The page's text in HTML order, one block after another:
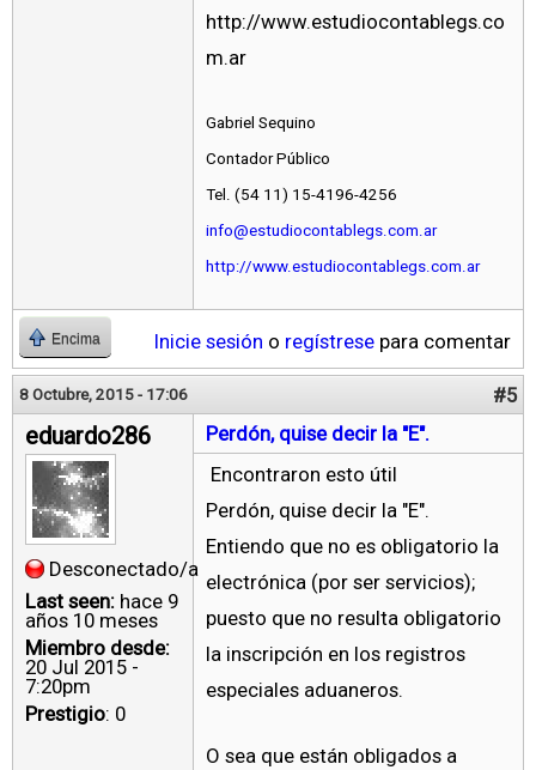
http://www.estudiocontablegs.co
m.ar
Gabriel Sequino
Contador Público
Tel. (54 11) 15-4196-4256
info@estudiocontablegs.com.ar
http://www.estudiocontablegs.com.ar
Encima Inicie sesión o regístrese para comentar
8 Octubre, 2015 - 17:06 #5
eduardo286
Desconectado/a
Last seen: hace 9
años 10 meses
Miembro desde:
20 Jul 2015 -
7:20pm
Prestigio: 0
Perdón, quise decir la "E".
Encontraron esto útil
Perdón, quise decir la "E".
Entiendo que no es obligatorio la
electrónica (por ser servicios);
puesto que no resulta obligatorio
la inscripción en los registros
especiales aduaneros.
O sea que están obligados a